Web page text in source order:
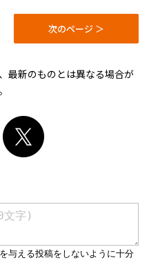
次のページ ＞
最新のものとは異なる場合が